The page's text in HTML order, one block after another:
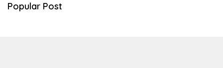
Popular Post